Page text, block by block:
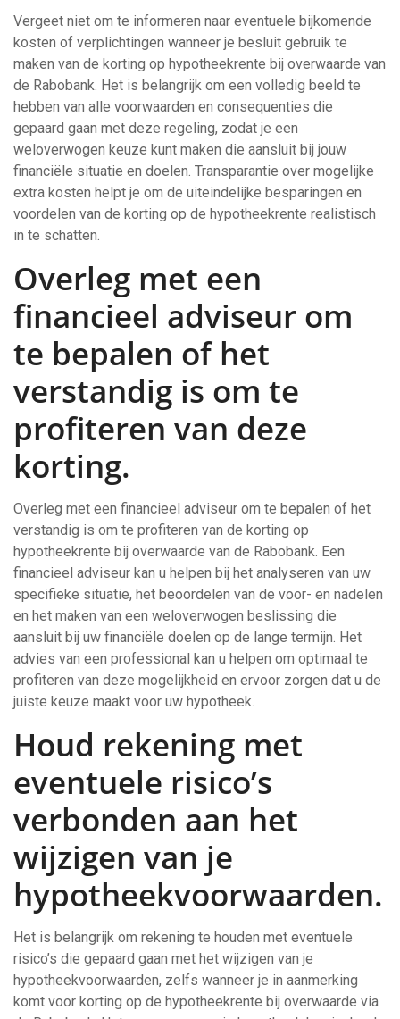
Vergeet niet om te informeren naar eventuele bijkomende
kosten of verplichtingen wanneer je besluit gebruik te
maken van de korting op hypotheekrente bij overwaarde van
de Rabobank. Het is belangrijk om een volledig beeld te
hebben van alle voorwaarden en consequenties die
gepaard gaan met deze regeling, zodat je een
weloverwogen keuze kunt maken die aansluit bij jouw
financiële situatie en doelen. Transparantie over mogelijke
extra kosten helpt je om de uiteindelijke besparingen en
voordelen van de korting op de hypotheekrente realistisch
in te schatten.
Overleg met een
financieel adviseur om
te bepalen of het
verstandig is om te
profiteren van deze
korting.
Overleg met een financieel adviseur om te bepalen of het
verstandig is om te profiteren van de korting op
hypotheekrente bij overwaarde van de Rabobank. Een
financieel adviseur kan u helpen bij het analyseren van uw
specifieke situatie, het beoordelen van de voor- en nadelen
en het maken van een weloverwogen beslissing die
aansluit bij uw financiële doelen op de lange termijn. Het
advies van een professional kan u helpen om optimaal te
profiteren van deze mogelijkheid en ervoor zorgen dat u de
juiste keuze maakt voor uw hypotheek.
Houd rekening met
eventuele risico’s
verbonden aan het
wijzigen van je
hypotheekvoorwaarden.
Het is belangrijk om rekening te houden met eventuele
risico’s die gepaard gaan met het wijzigen van je
hypotheekvoorwaarden, zelfs wanneer je in aanmerking
komt voor korting op de hypotheekrente bij overwaarde via